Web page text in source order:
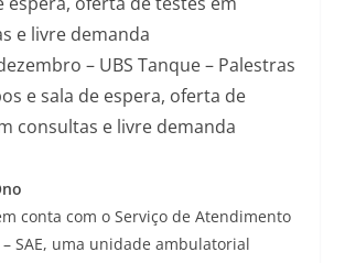
e livre demanda
– UBS Tanque – Palestras
e sala de espera, oferta de
consultas e livre demanda
conta com o Serviço de Atendimento
SAE, uma unidade ambulatorial